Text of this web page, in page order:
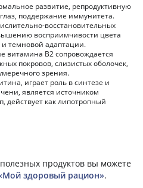
развитие, репродуктивную
поддержание иммунитета.
восстановительных
восприимчивости цвета
темновой адаптации.
витамина В2 сопровождается
покровов, слизистых оболочек,
зрения.
играет роль в синтезе и
является источником
действует как липотропный
продуктов вы можете
здоровый рацион».